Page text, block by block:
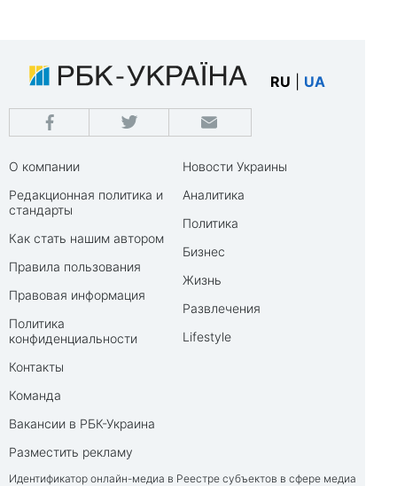
RU UA
О компании
Редакционная политика и
стандарты
Как стать нашим автором
Правила пользования
Правовая информация
Политика
конфиденциальности
Контакты
Команда
Вакансии в РБК-Украина
Разместить рекламу
Новости Украины
Аналитика
Политика
Бизнес
Жизнь
Развлечения
Lifestyle
Идентификатор онлайн-медиа в Реестре субъектов в сфере медиа